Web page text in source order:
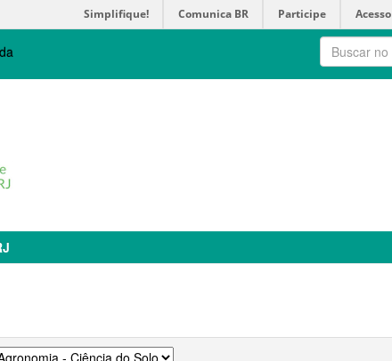
Simplifique! Comunica BR Participe